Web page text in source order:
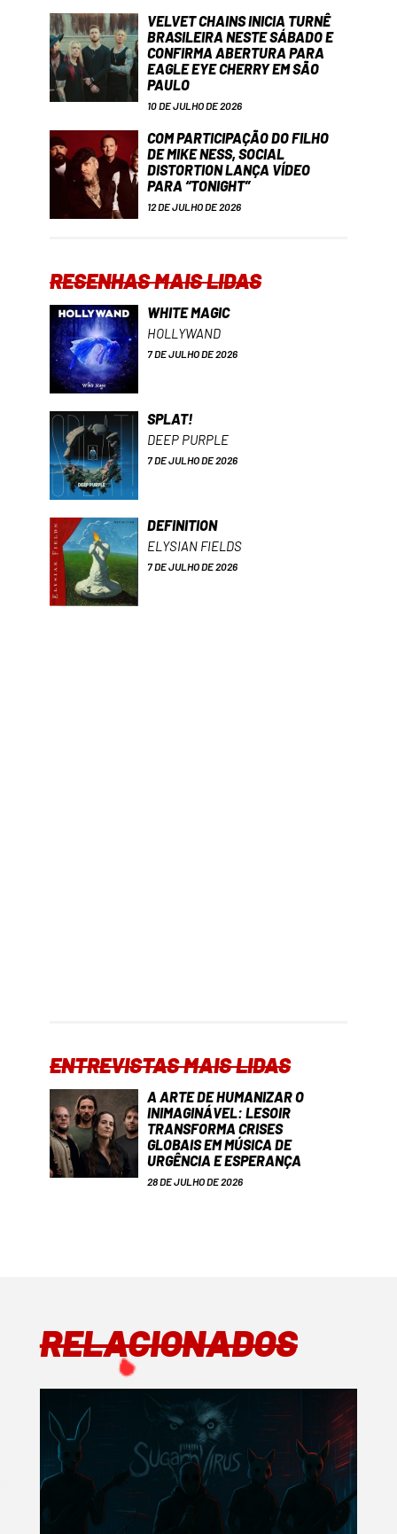
VELVET CHAINS INICIA TURNÊ
BRASILEIRA NESTE SÁBADO E
CONFIRMA ABERTURA PARA
EAGLE EYE CHERRY EM SÃO
PAULO
10 DE JULHO DE 2026
COM PARTICIPAÇÃO DO FILHO
DE MIKE NESS, SOCIAL
DISTORTION LANÇA VÍDEO
PARA “TONIGHT”
12 DE JULHO DE 2026
RESENHAS MAIS LIDAS
WHITE MAGIC
HOLLYWAND
7 DE JULHO DE 2026
SPLAT!
DEEP PURPLE
7 DE JULHO DE 2026
DEFINITION
ELYSIAN FIELDS
7 DE JULHO DE 2026
ENTREVISTAS MAIS LIDAS
A ARTE DE HUMANIZAR O
INIMAGINÁVEL: LESOIR
TRANSFORMA CRISES
GLOBAIS EM MÚSICA DE
URGÊNCIA E ESPERANÇA
28 DE JULHO DE 2026
RELACIONADOS